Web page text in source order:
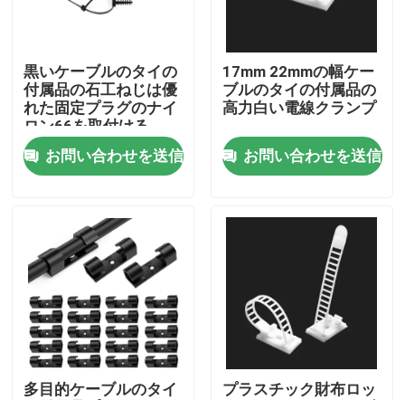
会社案内
品質管理
お問い合わせ
見積依頼
ジッパー ケーブルのタイ
ナイロン ケーブルのタイ
黒いケーブルのタイの
付属品の石工ねじは優
れた固定プラグのナイ
ロン66を取付ける
お問い合わせを送信
17mm 22mmの幅ケー
ブルのタイの付属品の
高力白い電線クランプ
お問い合わせを送信
多目的ケーブルのタイ
プラスチック財布ロッ